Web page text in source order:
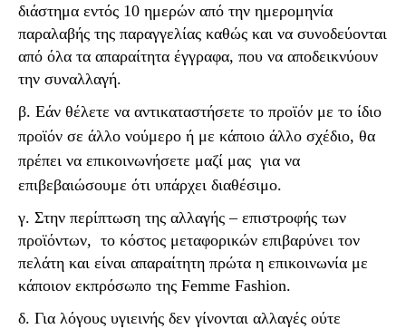
διάστημα εντός 10 ημερών από την ημερομηνία
παραλαβής της παραγγελίας καθώς και να συνοδεύονται
από όλα τα απαραίτητα έγγραφα, που να αποδεικνύουν
την συναλλαγή.
β. Εάν θέλετε να αντικαταστήσετε το προϊόν με το ίδιο
προϊόν σε άλλο νούμερο ή με κάποιο άλλο σχέδιο, θα
πρέπει να επικοινωνήσετε μαζί μας για να
επιβεβαιώσουμε ότι υπάρχει διαθέσιμο.
γ. Στην περίπτωση της αλλαγής – επιστροφής των
προϊόντων, το κόστος μεταφορικών επιβαρύνει τον
πελάτη και είναι απαραίτητη πρώτα η επικοινωνία με
κάποιον εκπρόσωπο της Femme Fashion.
δ. Για λόγους υγιεινής δεν γίνονται αλλαγές ούτε